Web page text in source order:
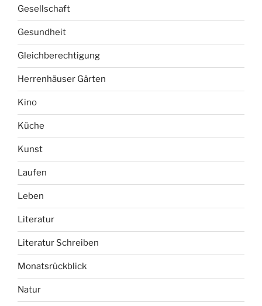
Gesellschaft
Gesundheit
Gleichberechtigung
Herrenhäuser Gärten
Kino
Küche
Kunst
Laufen
Leben
Literatur
Literatur Schreiben
Monatsrückblick
Natur